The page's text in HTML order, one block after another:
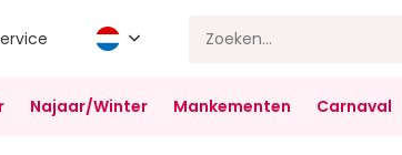
Najaar/Winter Mankementen Carnaval